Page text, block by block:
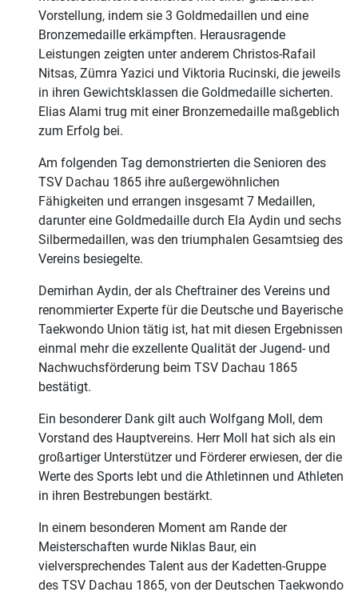
Vorstellung, indem sie 3 Goldmedaillen und eine
Bronzemedaille erkämpften. Herausragende
Leistungen zeigten unter anderem Christos-Rafail
Nitsas, Zümra Yazici und Viktoria Rucinski, die jeweils
in ihren Gewichtsklassen die Goldmedaille sicherten.
Elias Alami trug mit einer Bronzemedaille maßgeblich
zum Erfolg bei.
Am folgenden Tag demonstrierten die Senioren des
TSV Dachau 1865 ihre außergewöhnlichen
Fähigkeiten und errangen insgesamt 7 Medaillen,
darunter eine Goldmedaille durch Ela Aydin und sechs
Silbermedaillen, was den triumphalen Gesamtsieg des
Vereins besiegelte.
Demirhan Aydin, der als Cheftrainer des Vereins und
renommierter Experte für die Deutsche und Bayerische
Taekwondo Union tätig ist, hat mit diesen Ergebnissen
einmal mehr die exzellente Qualität der Jugend- und
Nachwuchsförderung beim TSV Dachau 1865
bestätigt.
Ein besonderer Dank gilt auch Wolfgang Moll, dem
Vorstand des Hauptvereins. Herr Moll hat sich als ein
großartiger Unterstützer und Förderer erwiesen, der die
Werte des Sports lebt und die Athletinnen und Athleten
in ihren Bestrebungen bestärkt.
In einem besonderen Moment am Rande der
Meisterschaften wurde Niklas Baur, ein
vielversprechendes Talent aus der Kadetten-Gruppe
des TSV Dachau 1865, von der Deutschen Taekwondo